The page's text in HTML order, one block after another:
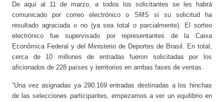
De aquí al 11 de marzo, a todos los solicitantes se les habrá
comunicado por correo electrónico o SMS si su solicitud ha
resultado agraciada o no (ya sea total o parcialmente). El sorteo
electrónico fue supervisado por representantes de la Caixa
Econômica Federal y del Ministerio de Deportes de Brasil. En total,
cerca de 10 millones de entradas fueron solicitadas por los
aficionados de 228 países y territorios en ambas fases de ventas.
“Una vez asignadas ya 290.169 entradas destinadas a los hinchas
de las selecciones participantes, empezamos a ver un equilibrio en